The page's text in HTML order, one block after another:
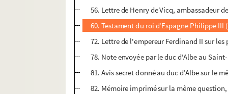
56. Lettre de Henry de Vicq, ambassadeur
60. Testament du roi d'Espagne Philippe III
72. Lettre de l'empereur Ferdinand II sur
78. Note envoyée par le duc d'Albe au
81. Avis secret donné au duc d'Albe sur le
82. Mémoire imprimé sur la même